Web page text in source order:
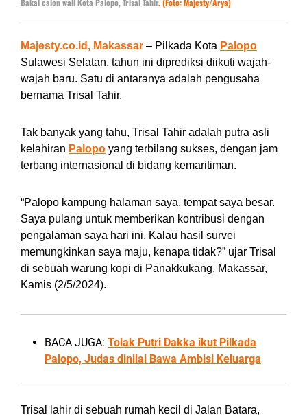
Majesty.co.id, Makassar – Pilkada Kota Palopo
Sulawesi Selatan, tahun ini diprediksi diikuti wajah-
wajah baru. Satu di antaranya adalah pengusaha
bernama Trisal Tahir.
Tak banyak yang tahu, Trisal Tahir adalah putra asli
kelahiran Palopo yang terbilang sukses, dengan jam
terbang internasional di bidang kemaritiman.
“Palopo kampung halaman saya, tempat saya besar.
Saya pulang untuk memberikan kontribusi dengan
pengalaman saya hari ini. Kalau hasil survei
memungkinkan saya maju, kenapa tidak?” ujar Trisal
di sebuah warung kopi di Panakkukang, Makassar,
Kamis (2/5/2024).
BACA JUGA: Tolak Putri Dakka ikut Pilkada
Palopo, Judas dinilai Bawa Ambisi Keluarga
Trisal lahir di sebuah rumah kecil di Jalan Batara,